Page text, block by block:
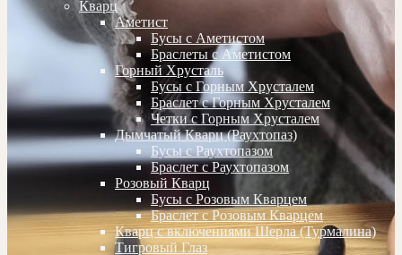
Кварц
Аметист
Бусы с Аметистом
Браслеты с Аметистом
Горный Хрусталь
Бусы с Горным Хрусталем
Браслет с Горным Хрусталем
Четки с Горным Хрусталем
Дымчатый Кварц (Раухтопаз)
Бусы с Раухтопазом
Браслет с Раухтопазом
Розовый Кварц
Бусы с Розовым Кварцем
Браслет с Розовым Кварцем
Кварц с включениями Шерла (Турмалина)
Тигровый Глаз